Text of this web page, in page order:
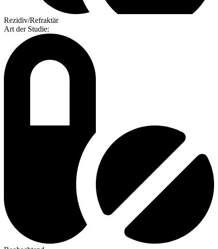
Rezidiv/Refraktär
Art der Studie: